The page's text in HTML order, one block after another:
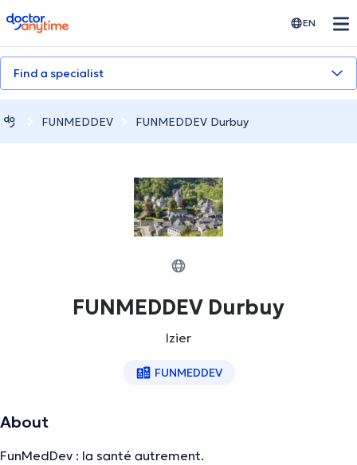
doctoranytime EN
Find a specialist
FUNMEDDEV FUNMEDDEV Durbuy
FUNMEDDEV Durbuy
Izier
FUNMEDDEV
About
FunMedDev : la santé autrement.